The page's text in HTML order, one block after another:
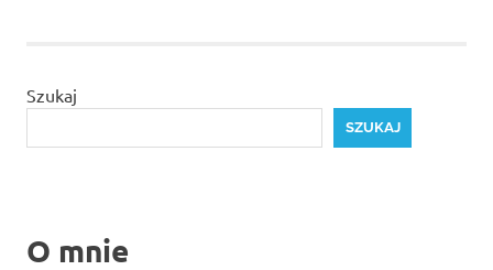
Szukaj
SZUKAJ
O mnie